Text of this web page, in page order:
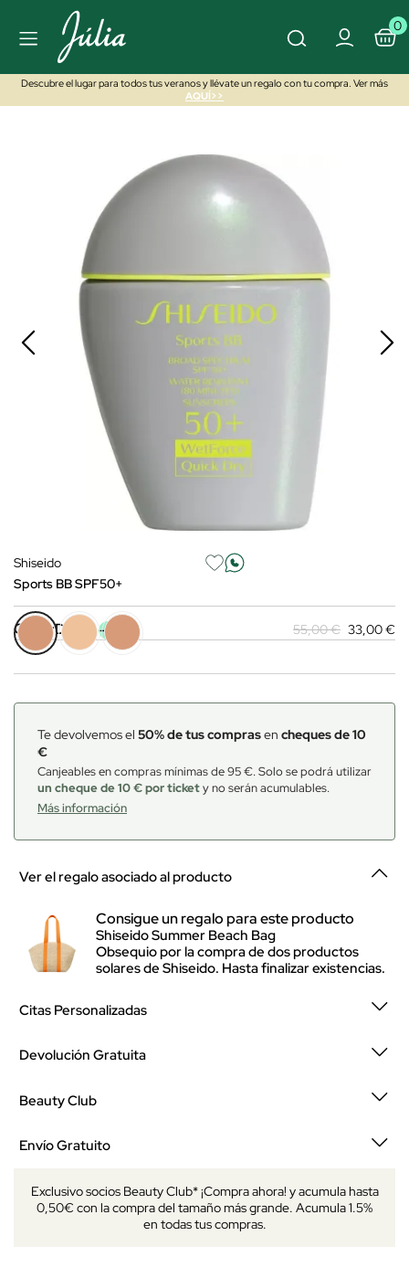
0
Descubre el lugar para todos tus veranos y llévate un regalo con tu compra. Ver más
AQUÍ>>
Shiseido
Sports BB SPF50+
Color:DARK -40% 55,00 € 33,00 €
Te devolvemos el 50% de tus comprasen cheques de 10
€
Canjeables en compras mínimas de 95 €. Solo se podrá utilizar
un cheque de 10 € por tickety no serán acumulables.
Más información
Ver el regalo asociado al producto
Consigue un regalo para este producto
Shiseido Summer Beach Bag
Obsequio por la compra de dos productos
solares de Shiseido. Hasta finalizar existencias.
Citas Personalizadas
Devolución Gratuita
Beauty Club
Envío Gratuito
Exclusivo socios Beauty Club* ¡Compra ahora! y acumula hasta
0,50€ con la compra del tamaño más grande. Acumula 1.5%
en todas tus compras.